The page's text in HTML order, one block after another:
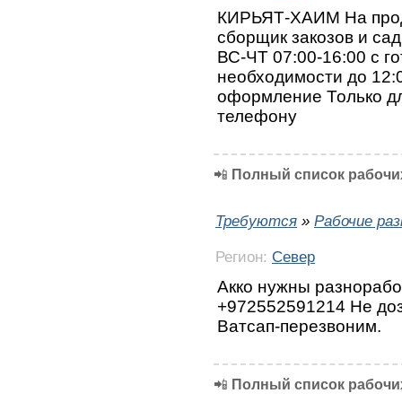
КИРЬЯТ-ХАИМ На
сборщик закозов и
ВС-ЧТ 07:00-16:00 с
необходимости до
оформление Только
телефону
📲 Полный список
Требуются » Рабочие
Регион: Север
Акко нужны
+972552591214 Не
Ватсап-перезвоним.
📲 Полный список